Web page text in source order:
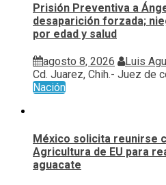
Prisión Preventiva a
desaparición forzada;
por edad y salud
agosto 8, 2026 Luis
Cd. Juarez, Chih.- Juez de
Nación
México solicita reunirse
Agricultura de EU para
aguacate